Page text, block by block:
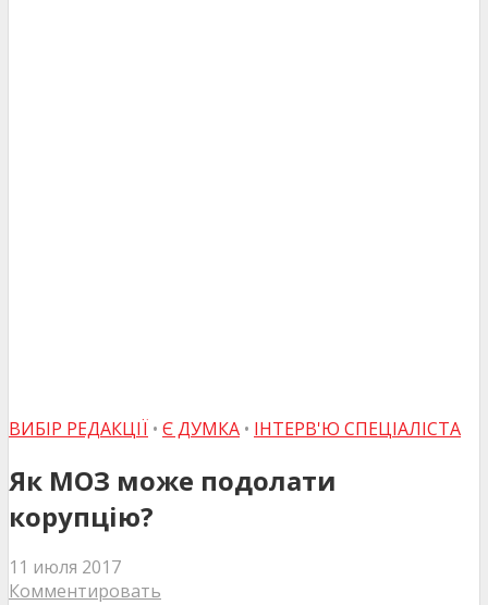
ВИБІР РЕДАКЦІЇ • Є ДУМКА • ІНТЕРВ'Ю СПЕЦІАЛІСТА
Як МОЗ може подолати
корупцію?
11 июля 2017
Комментировать